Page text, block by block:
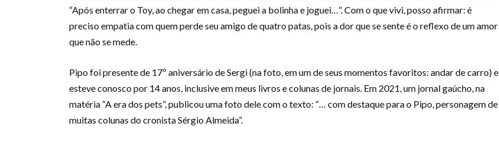
“Após enterrar o Toy, ao chegar em casa, peguei a bolinha e joguei…”. Com o que vivi, posso afirmar: é
preciso empatia com quem perde seu amigo de quatro patas, pois a dor que se sente é o reflexo de um amor
que não se mede.
Pipo foi presente de 17º aniversário de Sergi (na foto, em um de seus momentos favoritos: andar de carro) e
esteve conosco por 14 anos, inclusive em meus livros e colunas de jornais. Em 2021, um jornal gaúcho, na
matéria “A era dos pets”, publicou uma foto dele com o texto: “… com destaque para o Pipo, personagem de
muitas colunas do cronista Sérgio Almeida”.